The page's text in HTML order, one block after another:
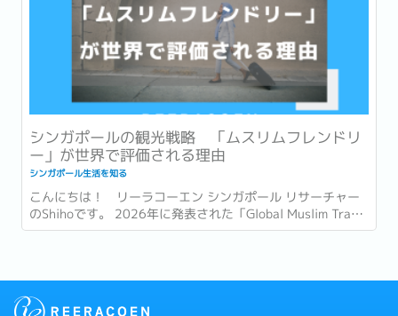
シンガポールの観光戦略 「ムスリムフレンドリ
ー」が世界で評価される理由
シンガポール生活を知る
こんにちは！ リーラコーエン シンガポール リサーチャー
のShihoです。 2026年に発表された「Global Muslim Travel
Index 2026」(GMTI) というムスリム (イスラム教を信仰し